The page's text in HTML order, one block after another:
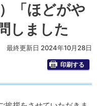
り」を訪問しました
「ほどがや
しました
最終更新日 2024年10月28日
印刷する